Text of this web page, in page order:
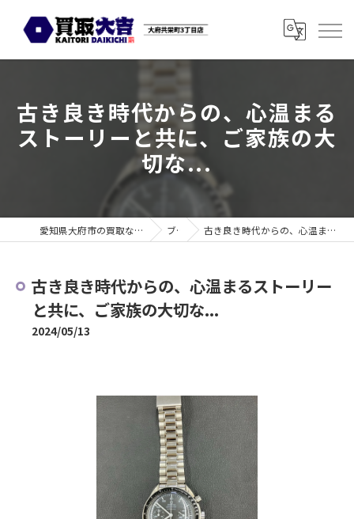
古き良き時代からの、心温まる
ストーリーと共に、ご家族の大
切な...
愛知県大府市の買取なら買取大吉 大府共栄町3丁目店 ブログ 古き良き時代からの、心温まるストーリーと共に、ご家族の大切な...
古き良き時代からの、心温まるストーリー
と共に、ご家族の大切な...
2024/05/13